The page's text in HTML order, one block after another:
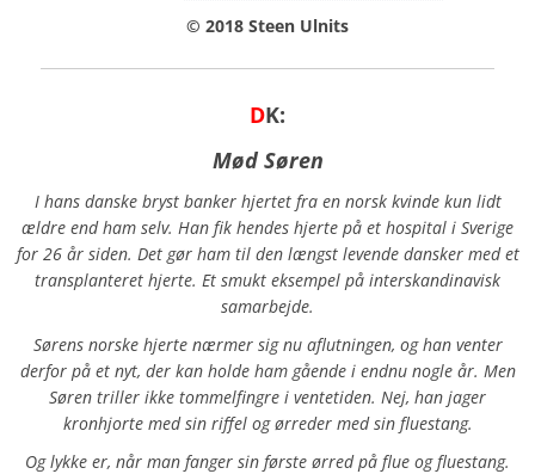
© 2018 Steen Ulnits
DK:
Mød Søren
I hans danske bryst banker hjertet fra en norsk kvinde kun lidt
ældre end ham selv. Han fik hendes hjerte på et hospital i Sverige
for 26 år siden. Det gør ham til den længst levende dansker med et
transplanteret hjerte. Et smukt eksempel på interskandinavisk
samarbejde.
Sørens norske hjerte nærmer sig nu aflutningen, og han venter
derfor på et nyt, der kan holde ham gående i endnu nogle år. Men
Søren triller ikke tommelfingre i ventetiden. Nej, han jager
kronhjorte med sin riffel og ørreder med sin fluestang.
Og lykke er, når man fanger sin første ørred på flue og fluestang.